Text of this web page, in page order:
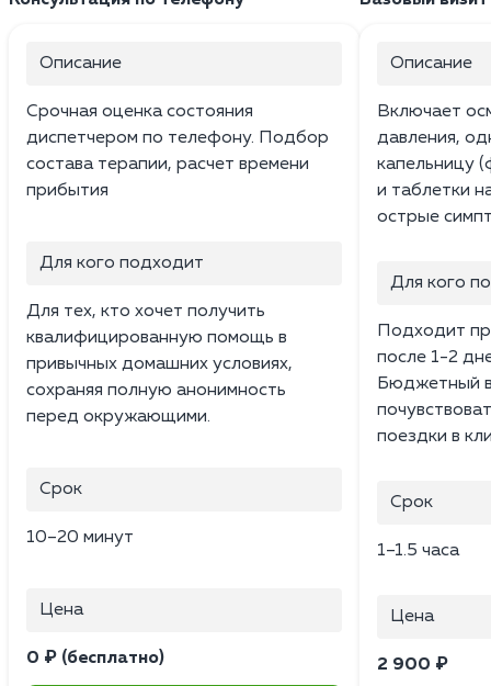
Описание
Срочная оценка состояния
диспетчером по телефону. Подбор
состава терапии, расчет времени
прибытия
Для кого подходит
Для тех, кто хочет получить
квалифицированную помощь в
привычных домашних условиях,
сохраняя полную анонимность
перед окружающими.
Срок
10–20 минут
Цена
0 ₽ (бесплатно)
Описание
Включает
давления,
капельницу
и таблетки
острые
Для кого
Подходит
после 1-2
Бюджетный
поездки в
Срок
1–1.5 часа
Цена
2 900 ₽